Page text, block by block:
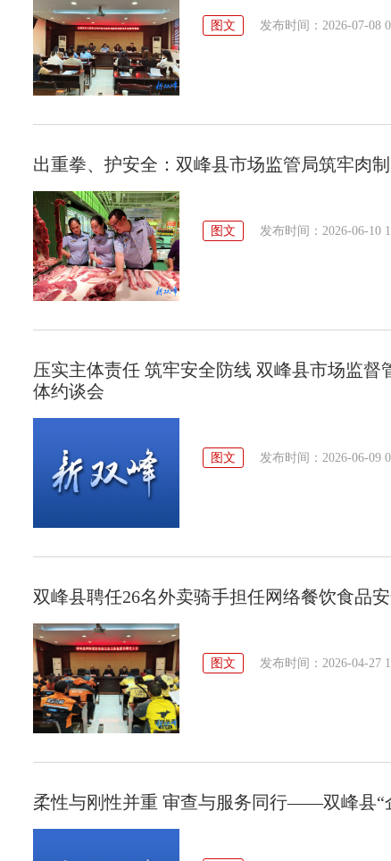
图文 发布时间：2026-07-08
出重拳、护安全：双峰县市场监管局筑牢肉
图文 发布时间：2026-06-10
压实主体责任 筑牢安全防线 双峰县市场监
体约谈会
图文 发布时间：2026-06-09
双峰县聘任26名外卖骑手担任网络餐饮食品
图文 发布时间：2026-04-27
柔性与刚性并重 审查与服务同行——双峰县“